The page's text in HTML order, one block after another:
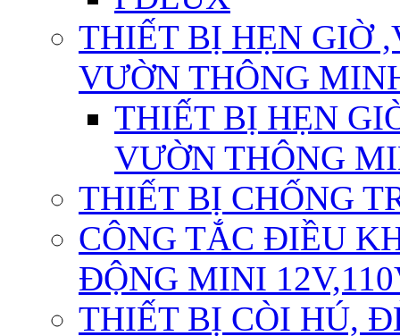
THIẾT BỊ HẸN GIỜ
VƯỜN THÔNG
THIẾT BỊ HẸN
VƯỜN THÔNG
THIẾT BỊ CHỐNG
CÔNG TẮC ĐIỀU
ĐỘNG MINI
THIẾT BỊ CÒI HÚ,